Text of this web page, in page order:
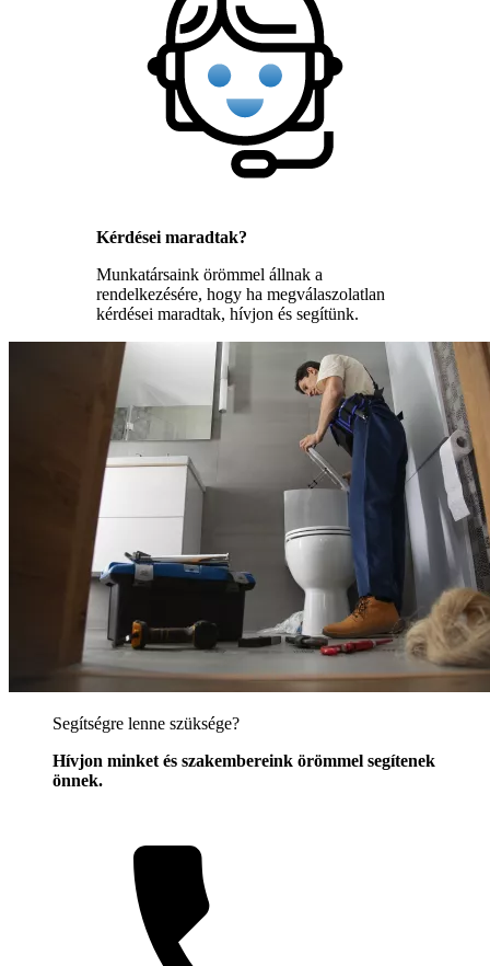
Kérdései maradtak?
Munkatársaink örömmel állnak a
rendelkezésére, hogy ha megválaszolatlan
kérdései maradtak, hívjon és segítünk.
Segítségre lenne szüksége?
Hívjon minket és szakembereink örömmel segítenek
önnek.